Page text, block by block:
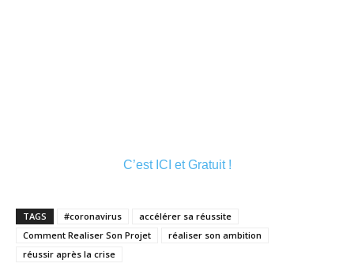
C’est ICI et Gratuit !
TAGS #coronavirus
accélérer sa réussite
Comment Realiser Son Projet
réaliser son ambition
réussir après la crise